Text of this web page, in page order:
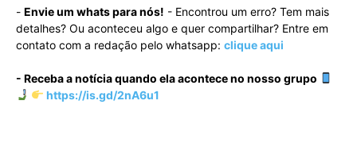
- Envie um whats para nós! - Encontrou um erro? Tem mais
detalhes? Ou aconteceu algo e quer compartilhar? Entre em
contato com a redação pelo whatsapp: clique aqui
- Receba a notícia quando ela acontece no nosso grupo
https://is.gd/2nA6u1